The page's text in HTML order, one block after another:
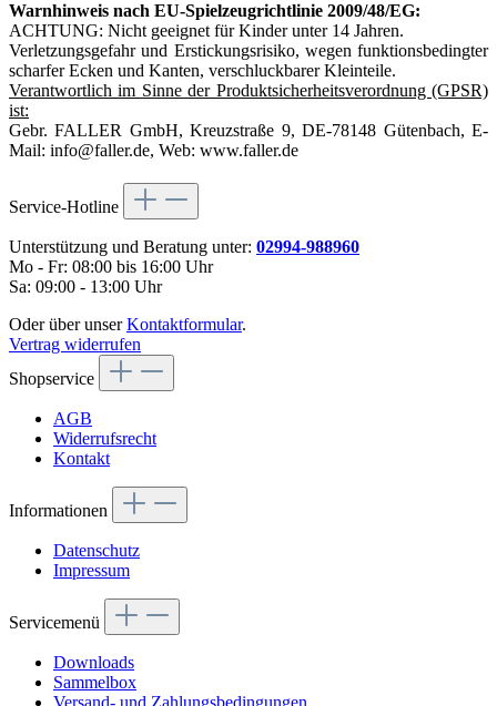
Warnhinweis nach EU-Spielzeugrichtlinie 2009/48/EG:
ACHTUNG: Nicht geeignet für Kinder unter 14 Jahren.
Verletzungsgefahr und Erstickungsrisiko, wegen funktionsbedingter
scharfer Ecken und Kanten, verschluckbarer Kleinteile.
Verantwortlich im Sinne der Produktsicherheitsverordnung (GPSR)
ist:
Gebr. FALLER GmbH, Kreuzstraße 9, DE-78148 Gütenbach, E-
Mail: info@faller.de, Web: www.faller.de
Service-Hotline
Unterstützung und Beratung unter: 02994-988960
Mo - Fr: 08:00 bis 16:00 Uhr
Sa: 09:00 - 13:00 Uhr
Oder über unserKontaktformular.
Vertrag widerrufen
Shopservice
AGB
Widerrufsrecht
Kontakt
Informationen
Datenschutz
Impressum
Servicemenü
Downloads
Sammelbox